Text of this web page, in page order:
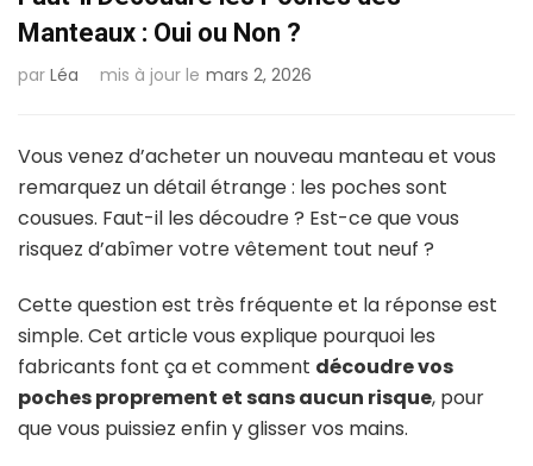
Manteaux : Oui ou Non ?
par Léa mis à jour le mars 2, 2026
Vous venez d’acheter un nouveau manteau et vous
remarquez un détail étrange : les poches sont
cousues. Faut-il les découdre ? Est-ce que vous
risquez d’abîmer votre vêtement tout neuf ?
Cette question est très fréquente et la réponse est
simple. Cet article vous explique pourquoi les
fabricants font ça et comment découdre vos
poches proprement et sans aucun risque, pour
que vous puissiez enfin y glisser vos mains.